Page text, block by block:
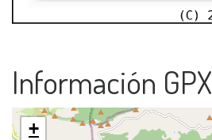
Información GPX
+